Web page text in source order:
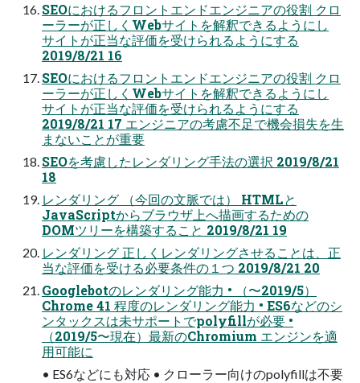
SEOにおけるフロントエンドエンジニアの役割 クロ
ーラーが正しくWebサイトを解釈できるようにし
サイトが正当な評価を受けられるようにする
2019/8/21 16
SEOにおけるフロントエンドエンジニアの役割 クロ
ーラーが正しくWebサイトを解釈できるようにし
サイトが正当な評価を受けられるようにする
2019/8/21 17 エンジニアの考慮不⾜で機会損失を⽣
まないことが重要
SEOを考慮したレンダリング⼿法の選択 2019/8/21
18
レンダリング （今回の⽂脈では） HTMLと
JavaScriptからブラウザ上へ描画するための
DOMツリーを構築すること 2019/8/21 19
レンダリング 正しくレンダリングさせることは、正
当な評価を受ける必要条件の１つ 2019/8/21 20
Googlebotのレンダリング能⼒ • （〜2019/5）
Chrome 41 程度のレンダリング能⼒ • ES6などのシ
ンタックスは未サポートでpolyfillが必要 •
（2019/5〜現在）最新のChromium エンジンを適
⽤可能に
• ES6などにも対応 • クローラー向けのpolyfillは不要